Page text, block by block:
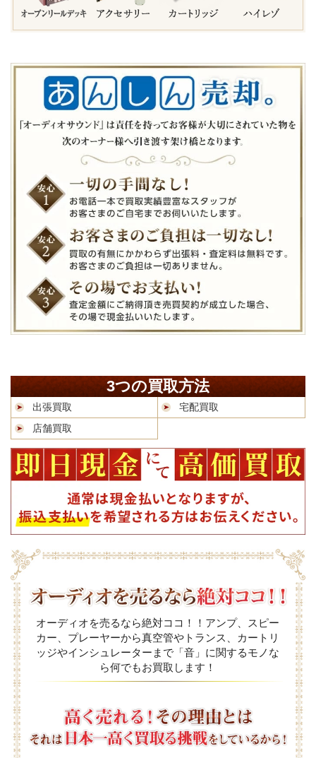
3つの買取方法
出張買取
宅配買取
店舗買取
オーディオを売るなら絶対ココ！！アンプ、スピー
カー、プレーヤーから真空管やトランス、カートリ
ッジやインシュレーターまで「音」に関するモノな
ら何でもお買取します！